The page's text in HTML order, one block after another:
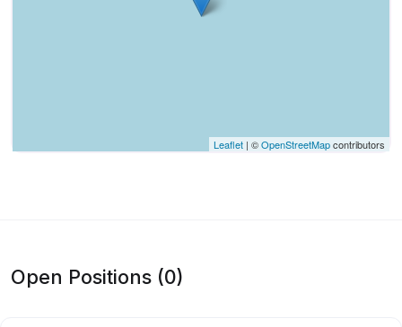
Leaflet | ©OpenStreetMapcontributors
Open Positions (0)